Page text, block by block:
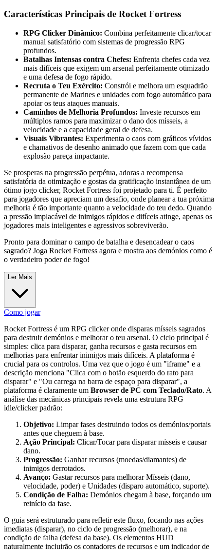
Características Principais de Rocket Fortress
RPG Clicker Dinâmico: Combina perfeitamente clicar/tocar
manual satisfatório com sistemas de progressão RPG
profundos.
Batalhas Intensas contra Chefes: Enfrenta chefes cada vez
mais difíceis que exigem um arsenal perfeitamente otimizado
e uma defesa de fogo rápido.
Recruta o Teu Exército: Constrói e melhora um esquadrão
permanente de Marines e unidades com fogo automático para
apoiar os teus ataques manuais.
Caminhos de Melhoria Profundos: Investe recursos em
múltiplos ramos para maximizar o dano dos mísseis, a
velocidade e a capacidade geral de defesa.
Visuais Vibrantes: Experimenta o caos com gráficos vívidos
e chamativos de desenho animado que fazem com que cada
explosão pareça impactante.
Se prosperas na progressão perpétua, adoras a recompensa
satisfatória da otimização e gostas da gratificação instantânea de um
ótimo jogo clicker, Rocket Fortress foi projetado para ti. É perfeito
para jogadores que apreciam um desafio, onde planear a tua próxima
melhoria é tão importante quanto a velocidade do teu dedo. Quando
a pressão implacável de inimigos rápidos e difíceis atinge, apenas os
jogadores mais inteligentes e agressivos sobreviverão.
Pronto para dominar o campo de batalha e desencadear o caos
sagrado? Joga Rocket Fortress agora e mostra aos demónios como é
o verdadeiro poder de fogo!
Ler Mais
Como jogar
Rocket Fortress é um RPG clicker onde disparas mísseis sagrados
para destruir demónios e melhorar o teu arsenal. O ciclo principal é
simples: clica para disparar, ganha recursos e gasta recursos em
melhorias para enfrentar inimigos mais difíceis. A plataforma é
crucial para os controlos. Uma vez que o jogo é um "iframe" e a
descrição menciona "Clica com o botão esquerdo do rato para
disparar" e "Ou carrega na barra de espaço para disparar", a
plataforma é claramente um Browser de PC com Teclado/Rato. A
análise das mecânicas principais revela uma estrutura RPG
idle/clicker padrão:
Objetivo: Limpar fases destruindo todos os demónios/portais
antes que cheguem à base.
Ação Principal: Clicar/Tocar para disparar mísseis e causar
dano.
Progressão: Ganhar recursos (moedas/diamantes) de
inimigos derrotados.
Avanço: Gastar recursos para melhorar Mísseis (dano,
velocidade, poder) e Unidades (disparo automático, suporte).
Condição de Falha: Demónios chegam à base, forçando um
reinício da fase.
O guia será estruturado para refletir este fluxo, focando nas ações
imediatas (disparar), no ciclo de progressão (melhorar), e na
condição de falha (defesa da base). Os elementos HUD
naturalmente incluirão os contadores de recursos e um indicador de